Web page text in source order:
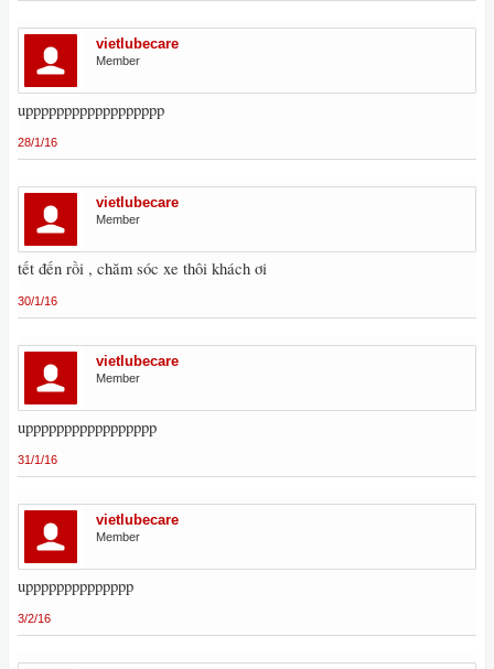
vietlubecare
Member
upppppppppppppppppp
28/1/16
vietlubecare
Member
tết đến rồi , chăm sóc xe thôi khách ơi
30/1/16
vietlubecare
Member
uppppppppppppppppp
31/1/16
vietlubecare
Member
upppppppppppppp
3/2/16